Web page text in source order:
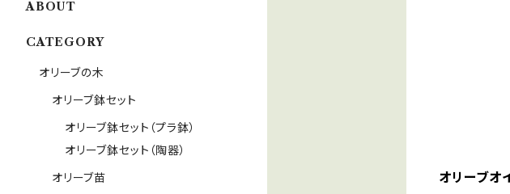
オリーブ
ABOUT
CATEGORY
オリーブの木
オリーブ鉢セット
オリーブ鉢セット（プラ鉢）
オリーブ鉢セット（陶器）
オリーブ苗